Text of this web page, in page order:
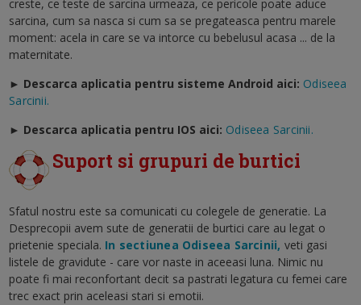
creste, ce teste de sarcina urmeaza, ce pericole poate aduce
sarcina, cum sa nasca si cum sa se pregateasca pentru marele
moment: acela in care se va intorce cu bebelusul acasa ... de la
maternitate.
► Descarca aplicatia pentru sisteme Android aici: Odiseea
Sarcinii.
► Descarca aplicatia pentru IOS aici: Odiseea Sarcinii.
Suport si grupuri de burtici
Sfatul nostru este sa comunicati cu colegele de generatie. La
Desprecopii avem sute de generatii de burtici care au legat o
prietenie speciala. In sectiunea Odiseea Sarcinii, veti gasi
listele de gravidute - care vor naste in aceeasi luna. Nimic nu
poate fi mai reconfortant decit sa pastrati legatura cu femei care
trec exact prin aceleasi stari si emotii.